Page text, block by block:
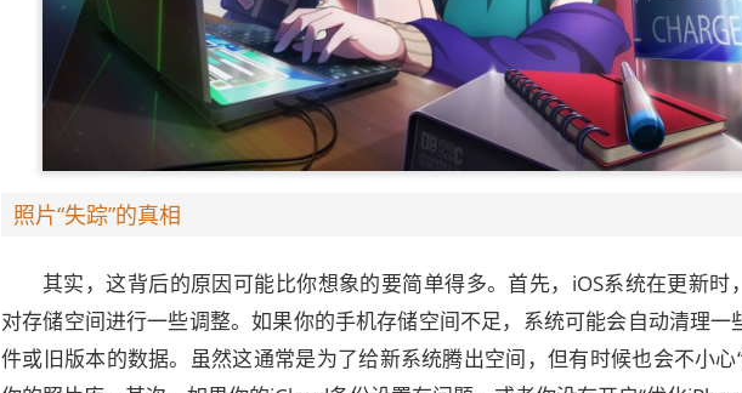
照片“失踪”的真相
其实，这背后的原因可能比你想象的要简单得多。首先，iOS系统在更新时
对存储空间进行一些调整。如果你的手机存储空间不足，系统可能会自动清理一
件或旧版本的数据。虽然这通常是为了给新系统腾出空间，但有时候也会不小心